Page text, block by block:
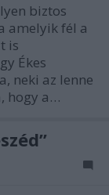
biztos
amelyik fél a
is
Ékes
neki az lenne
hogy a…